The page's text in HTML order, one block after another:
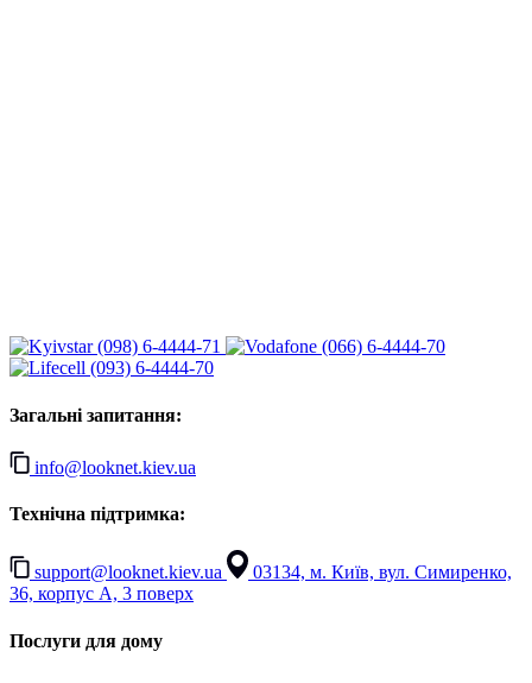
(098) 6-4444-71
(066) 6-4444-70
(093) 6-4444-70
Загальні запитання:
info@looknet.kiev.ua
Технічна підтримка:
support@looknet.kiev.ua
03134, м. Київ, вул. Симиренко,
36, корпус А, 3 поверх
Послуги для дому